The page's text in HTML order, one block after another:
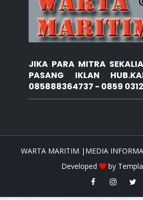
JIKA PARA MITRA
PASANG IKLAN
085888364737 - 0859
WARTA MARITIM |MEDIA
Developed
by